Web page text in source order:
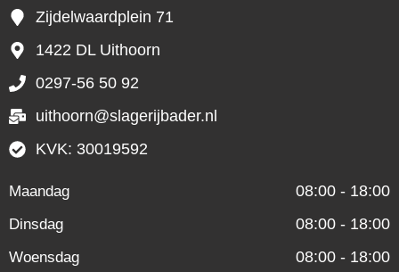
Zijdelwaardplein 71
1422 DL Uithoorn
0297-56 50 92
uithoorn@slagerijbader.nl
KVK: 30019592
Maandag 08:00 - 18:00
Dinsdag 08:00 - 18:00
Woensdag 08:00 - 18:00